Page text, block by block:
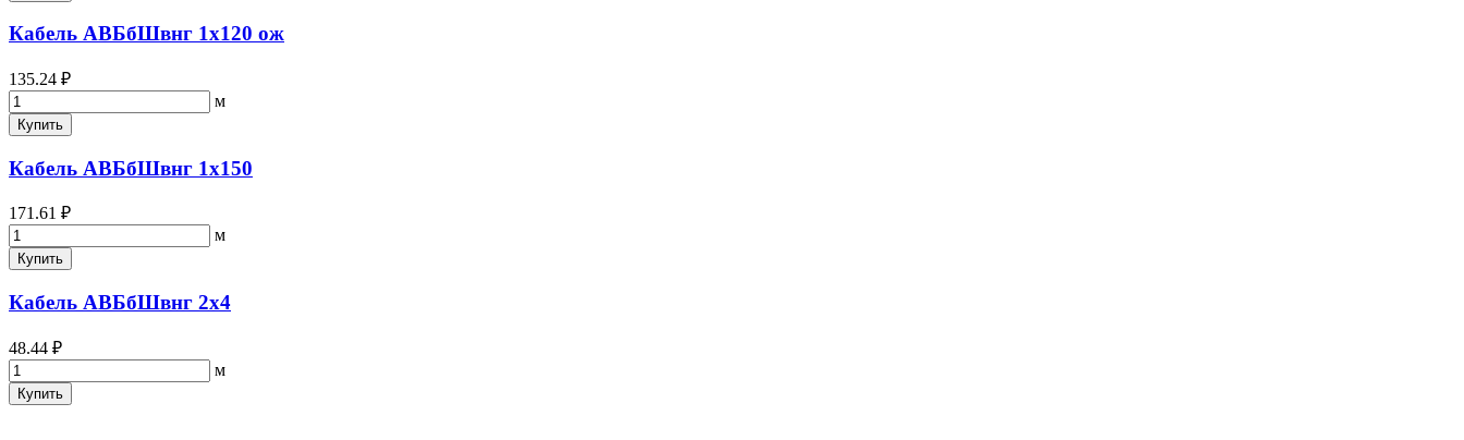
Кабель АВБбШвнг 1х120 ож
135.24 ₽
м
Купить
Кабель АВБбШвнг 1х150
171.61 ₽
м
Купить
Кабель АВБбШвнг 2х4
48.44 ₽
м
Купить